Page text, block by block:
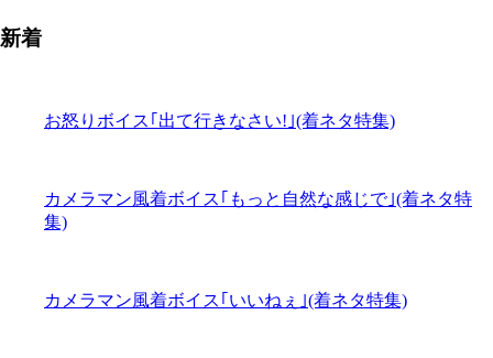
新着
お怒りボイス｢出て行きなさい!｣(着ネタ特集)
カメラマン風着ボイス｢もっと自然な感じで｣(着ネタ特
集)
カメラマン風着ボイス｢いいねぇ｣(着ネタ特集)